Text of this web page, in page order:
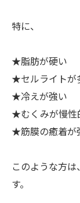
特に、
★脂肪が硬い
★セルライトが
★冷えが強い
★むくみが慢性
★筋膜の癒着が
このような方
す。